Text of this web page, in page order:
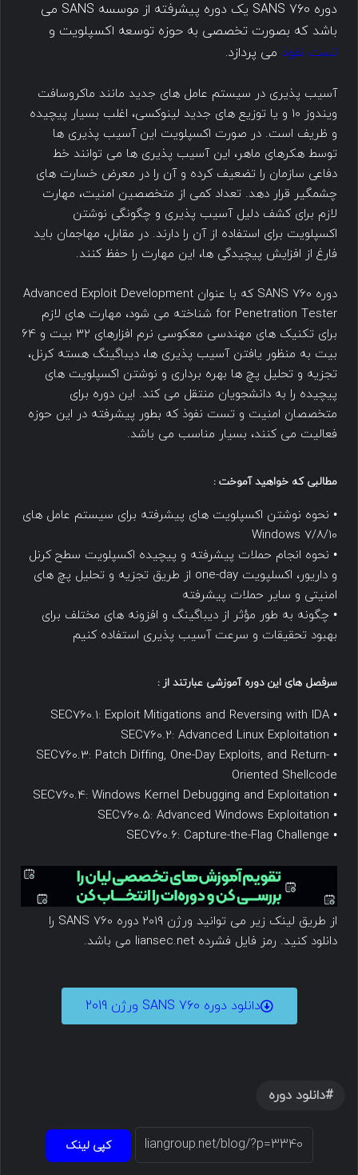
دوره SANS 760 یک دوره پیشرفته از موسسه SANS می
باشد که بصورت تخصصی به حوزه توسعه اکسپلویت و
تست نفوذ می پردازد.
آسیب پذیری در سیستم عامل های جدید مانند ماکروسافت
ویندوز 10 و یا توزیع های جدید لینوکسی، اغلب بسیار پیچیده
و ظریف است. در صورت اکسپلویت این آسیب پذیری ها
توسط هکرهای ماهر، این آسیب پذیری ها می توانند خط
دفاعی سازمان را تضعیف کرده و آن را در معرض خسارت های
چشمگیر قرار دهد. تعداد کمی از متخصصین امنیت، مهارت
لازم برای کشف دلیل آسیب پذیری و چگونگی نوشتن
اکسپلویت برای استفاده از آن را دارند. در مقابل، مهاجمان باید
فارغ از افزایش پیچیدگی ها، این مهارت را حفظ کنند.
دوره SANS 760 که با عنوان Advanced Exploit Development
for Penetration Tester شناخته می شود، مهارت های لازم
برای تکنیک های مهندسی معکوسی نرم افزارهای 32 بیت و 64
بیت به منظور یافتن آسیب پذیری ها، دیباگینگ هسته کرنل،
تجزیه و تحلیل پچ ها بهره برداری و نوشتن اکسپلویت های
پیچیده را به دانشجویان منتقل می کند. این دوره برای
متخصصان امنیت و تست نفوذ که بطور پیشرفته در این حوزه
فعالیت می کنند، بسیار مناسب می باشد.
مطالبی که خواهید آموخت :
• نحوه نوشتن اکسپلویت های پیشرفته برای سیستم عامل های
Windows 7/8/10
• نحوه انجام حملات پیشرفته و پیچیده اکسپلویت سطح کرنل
و داریور، اکسلپویت one-day از طریق تجزیه و تحلیل پچ های
امنیتی و سایر حملات پیشرفته
• چگونه به طور مؤثر از دیباگینگ و افزونه های مختلف برای
بهبود تحقیقات و سرعت آسیب پذیری استفاده کنیم
سرفصل های این دوره آموزشی عبارتند از :
• SEC760.1: Exploit Mitigations and Reversing with IDA
• SEC760.2: Advanced Linux Exploitation
• SEC760.3: Patch Diffing, One-Day Exploits, and Return-
Oriented Shellcode
• SEC760.4: Windows Kernel Debugging and Exploitation
• SEC760.5: Advanced Windows Exploitation
• SEC760.6: Capture-the-Flag Challenge
از طریق لینک زیر می توانید ورژن 2019 دوره SANS 760 را
دانلود کنید. رمز فایل فشرده liansec.net می باشد.
دانلود دوره SANS 760 ورژن 2019
دانلود دوره
کپی لینک